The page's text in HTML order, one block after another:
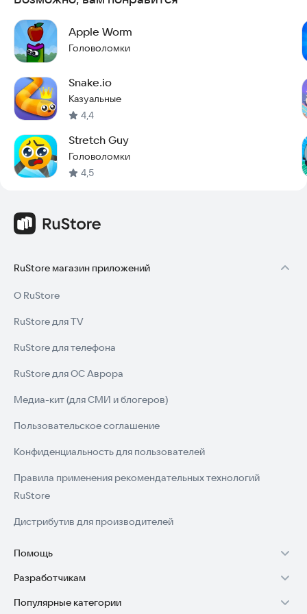
Apple Worm
Головоломки
Snake.io
Казуальные
4,4
Stretch Guy
Головоломки
4,5
RuStore магазин приложений
О RuStore
RuStore для TV
RuStore для телефона
RuStore для ОС Аврора
Медиа-кит (для СМИ и блогеров)
Пользовательское соглашение
Конфиденциальность для пользователей
Правила применения рекомендательных технологий
RuStore
Дистрибутив для производителей
Помощь
Установка RuStore на TV
Установка RuStore на телефон
Разработчикам
Зарабатывать с RuStore
Популярные категории